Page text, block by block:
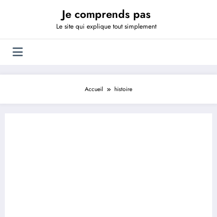
Je comprends pas
Le site qui explique tout simplement
Accueil histoire